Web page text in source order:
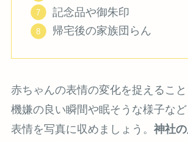
記念品や御朱印
帰宅後の家族団らん
赤ちゃんの表情の変化を捉えること
機嫌の良い瞬間や眠そうな様子な
表情を写真に収めましょう。 神社